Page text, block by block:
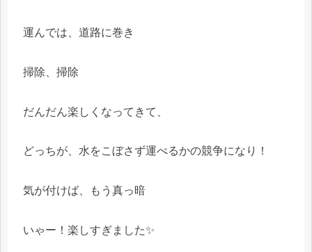
運んでは、道路に巻き
掃除、掃除
だんだん楽しくなってきて、
どっちが、水をこぼさず運べるかの競争になり！
気が付けば、もう真っ暗
いゃー！楽しすぎました✨